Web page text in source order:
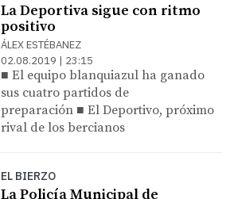
La Deportiva sigue con ritmo
positivo
ÁLEX ESTÉBANEZ
02.08.2019 | 23:15
■ El equipo blanquiazul ha ganado
sus cuatro partidos de
preparación ■ El Deportivo, próximo
rival de los bercianos
EL BIERZO
La Policía Municipal de